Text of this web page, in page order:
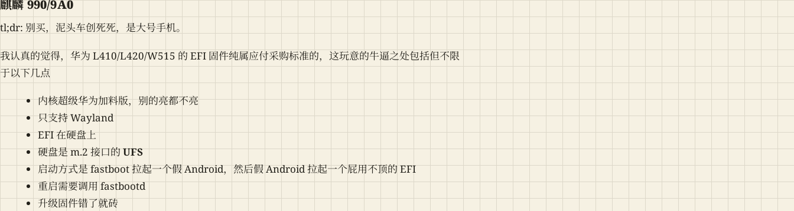
麒麟 990/9A0
tl;dr: 别买，泥头车创死死，是大号手机。
我认真的觉得，华为 L410/L420/W515 的 EFI 固件纯属应付采购标准的，这玩意的牛逼之处包括但不限
于以下几点
内核超级华为加料版，别的亮都不亮
只支持 Wayland
EFI 在硬盘上
硬盘是 m.2 接口的UFS
启动方式是 fastboot 拉起一个假 Android，然后假 Android 拉起一个屁用不顶的 EFI
重启需要调用 fastbootd
升级固件错了就砖